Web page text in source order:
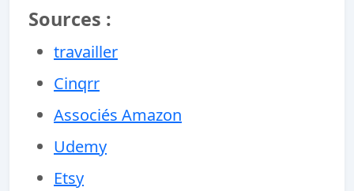
Sources :
travailler
Cinqrr
Associés Amazon
Udemy
Etsy